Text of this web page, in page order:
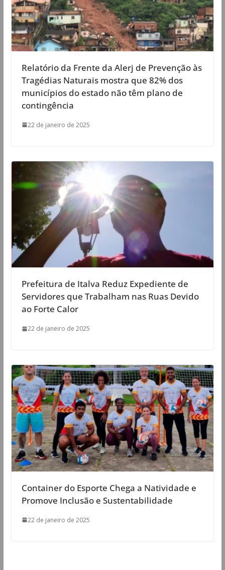
Relatório da Frente da Alerj de Prevenção às
Tragédias Naturais mostra que 82% dos
municípios do estado não têm plano de
contingência
22 de janeiro de 2025
Prefeitura de Italva Reduz Expediente de
Servidores que Trabalham nas Ruas Devido
ao Forte Calor
22 de janeiro de 2025
Container do Esporte Chega a Natividade e
Promove Inclusão e Sustentabilidade
22 de janeiro de 2025